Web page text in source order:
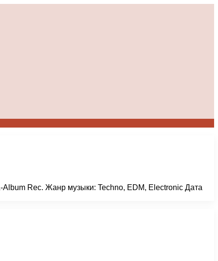
Rec. Жанр музыки: Techno, EDM, Electronic Дата